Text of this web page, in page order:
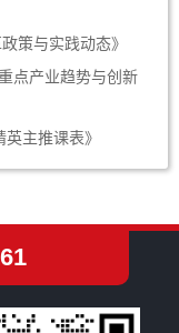
策与实践动态》
点产业趋势与创新
主推课表》